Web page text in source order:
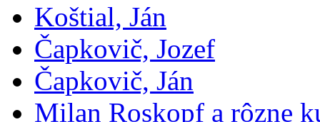
Koštial, Ján
Čapkovič, Jozef
Čapkovič, Ján
Milan Roskopf a rôzne